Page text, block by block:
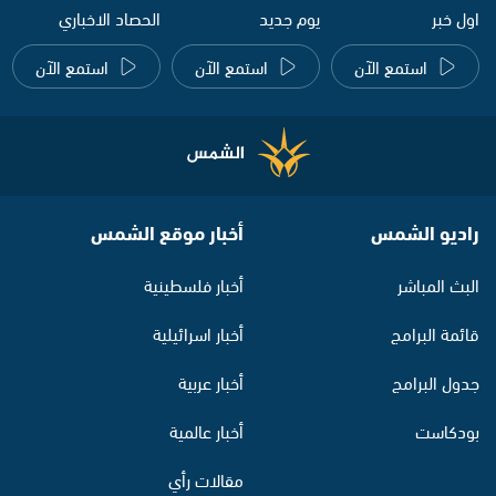
اول خبر
استمع الآن
يوم جديد
استمع الآن
الحصاد الاخباري
استمع الآن
راديو الشمس
البث المباشر
قائمة البرامج
جدول البرامج
بودكاست
أخبار موقع الشمس
أخبار فلسطينية
أخبار اسرائيلية
أخبار عربية
أخبار عالمية
مقالات رأي